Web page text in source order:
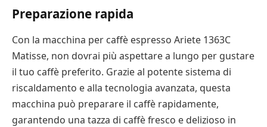
Preparazione rapida
Con la macchina per caffè espresso Ariete 1363C
Matisse, non dovrai più aspettare a lungo per gustare
il tuo caffè preferito. Grazie al potente sistema di
riscaldamento e alla tecnologia avanzata, questa
macchina può preparare il caffè rapidamente,
garantendo una tazza di caffè fresco e delizioso in